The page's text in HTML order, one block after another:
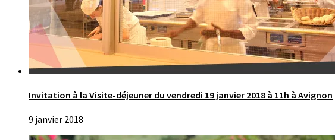
Invitation à la Visite-déjeuner du vendredi 19 janvier 2018 à 11h à Avignon
9 janvier 2018